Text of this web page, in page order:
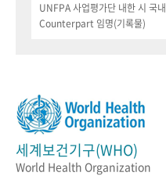
UNFPA 사업평가단 내한 시 국내
Counterpart 임명(기록물)
세계보건기구(WHO)
World Health Organization